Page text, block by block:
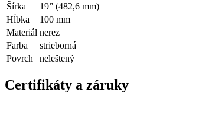
Šírka
19” (482,6 mm)
Hĺbka
100 mm
Materiál nerez
Farba
strieborná
Povrch
neleštený
Certifikáty a záruky